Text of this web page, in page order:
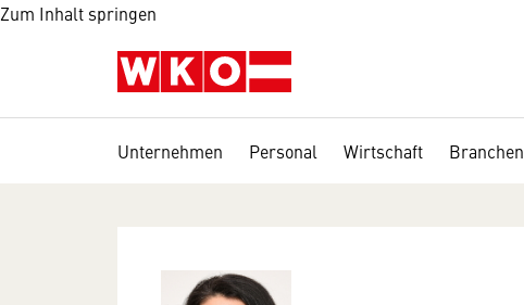
Zum Inhalt springen
Unternehmen Personal Wirtschaft Branchen